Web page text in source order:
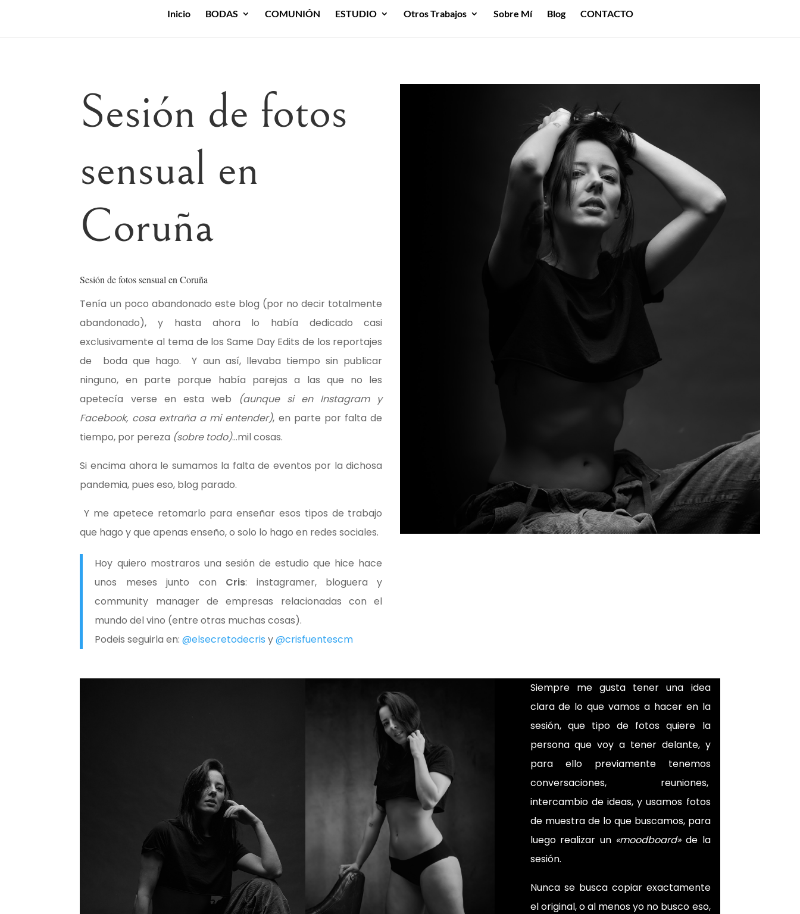
Inicio BODAS COMUNIÓN ESTUDIO Otros Trabajos Sobre Mí Blog CONTACTO
Sesión de fotos
sensual en
Coruña
Sesión de fotos sensual en Coruña
Tenía un poco abandonado este blog (por no decir totalmente
abandonado), y hasta ahora lo había dedicado casi
exclusivamente al tema de los Same Day Edits de los reportajes
de boda que hago. Y aun así, llevaba tiempo sin publicar
ninguno, en parte porque había parejas a las que no les
apetecía verse en esta web (aunque si en Instagramy
Facebook, cosa extraña a mi entender), en parte por falta de
tiempo, por pereza (sobre todo)…mil cosas.
Si encima ahora le sumamos la falta de eventos por la dichosa
pandemia, pues eso, blog parado.
Y me apetece retomarlo para enseñar esos tipos de trabajo
que hago y que apenas enseño, o solo lo hago en redes sociales.
Hoy quiero mostraros una sesión de estudio que hice hace
unos meses junto con Cris: instagramer, bloguera y
community manager de empresas relacionadas con el
mundo del vino (entre otras muchas cosas).
Podeis seguirla en:@elsecretodecris y@crisfuentescm
Siempre me gusta tener una idea
clara de lo que vamos a hacer en la
sesión, que tipo de fotos quiere la
persona que voy a tener delante, y
para ello previamente tenemos
conversaciones, reuniones,
intercambio de ideas, y usamos fotos
de muestra de lo que buscamos, para
luego realizar un «moodboard»de la
sesión.
Nunca se busca copiar exactamente
el original, o al menos yo no busco eso,